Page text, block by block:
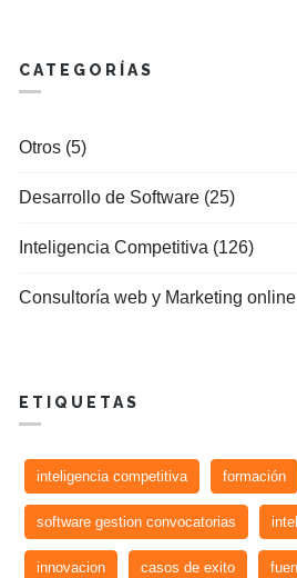
CATEGORÍAS
Otros (5)
Desarrollo de Software (25)
Inteligencia Competitiva (126)
Consultoría web y Marketing
ETIQUETAS
inteligencia competitiva formación
software gestion convocatorias
innovacion casos de exito